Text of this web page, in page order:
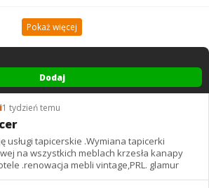
Pokaż więcej
Dodaj
1 tydzień temu
usługi tapicerskie .Wymiana tapicerki
na wszystkich meblach krzesła kanapy
sofy fotele .renowacja mebli vintage,PRL. glamur